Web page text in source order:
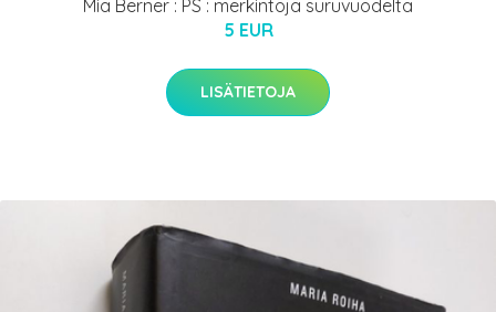
Mia Berner : PS : merkintöjä suruvuodelta
5 EUR
LISÄTIETOJA